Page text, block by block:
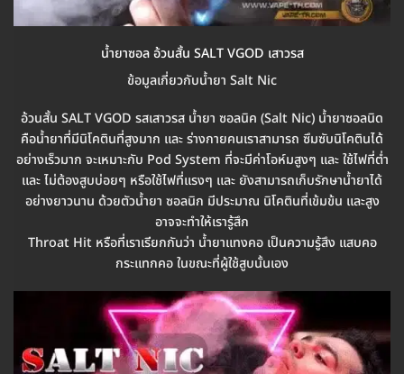
น้ำยาซอล อ้วนสั้น SALT VGOD เสาวรส
ข้อมูลเกี่ยวกับน้ำยา Salt Nic
อ้วนสั้น SALT VGOD รสเสาวรส น้ำยา ซอลนิค (Salt Nic) น้ำยาซอลนิด
คือน้ำยาที่มีนิโคตินที่สูงมาก และ ร่างกายคนเราสามารถ ซึมซับนิโคตินได้
อย่างเร็วมาก จะเหมาะกับ Pod System ที่จะมีค่าโอห์มสูงๆ และ ใช้ไฟที่ต่ำ
และ ไม่ต้องสูบบ่อยๆ หรือใช้ไฟที่แรงๆ และ ยังสามารถเก็บรักษาน้ำยาได้
อย่างยาวนาน ด้วยตัวน้ำยา ซอลนิก มีประมาณ นิโคตินที่เข้มข้น และสูง
อาจจะทำให้เรารู้สึก
Throat Hit หรือที่เราเรียกกันว่า น้ำยาแทงคอ เป็นความรู้สึง แสบคอ
กระแทกคอ ในขณะที่ผู้ใช้สูบนั้นเอง